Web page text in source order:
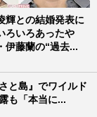
輝との結婚発表に
ろいろあったや
伊藤蘭の“過去...
と島』でワイルド
も「本当に...